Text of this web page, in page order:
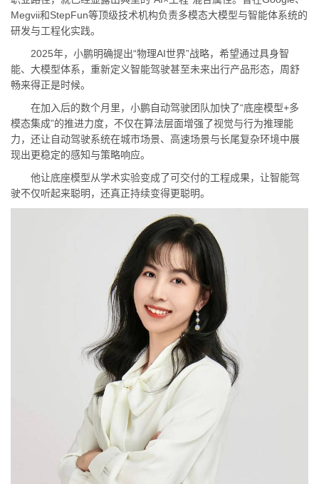
Megvii和StepFun等顶级技术机构负责多模态大模型与智能体系统的
研发与工程化实践。
2025年，小鹏明确提出“物理AI世界”战略，希望通过具身智
能、大模型体系，重新定义智能驾驶甚至未来出行产品形态，周舒
畅来得正是时候。
在加入后的数个月里，小鹏自动驾驶团队加快了“底座模型+多
模态集成”的推进力度，不仅在算法层面增强了视觉与行为推理能
力，还让自动驾驶系统在城市场景、高速场景与长尾复杂环境中展
现出更稳定的感知与策略响应。
他让底座模型从学术实验变成了可交付的工程成果，让智能驾
驶不仅听起来聪明，还真正持续变得更聪明。